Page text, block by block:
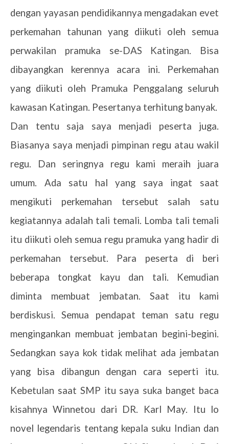
dengan yayasan pendidikannya mengadakan evet
perkemahan tahunan yang diikuti oleh semua
perwakilan pramuka se-DAS Katingan. Bisa
dibayangkan kerennya acara ini. Perkemahan
yang diikuti oleh Pramuka Penggalang seluruh
kawasan Katingan. Pesertanya terhitung banyak.
Dan tentu saja saya menjadi peserta juga.
Biasanya saya menjadi pimpinan regu atau wakil
regu. Dan seringnya regu kami meraih juara
umum. Ada satu hal yang saya ingat saat
mengikuti perkemahan tersebut salah satu
kegiatannya adalah tali temali. Lomba tali temali
itu diikuti oleh semua regu pramuka yang hadir di
perkemahan tersebut. Para peserta di beri
beberapa tongkat kayu dan tali. Kemudian
diminta membuat jembatan. Saat itu kami
berdiskusi. Semua pendapat teman satu regu
mengingankan membuat jembatan begini-begini.
Sedangkan saya kok tidak melihat ada jembatan
yang bisa dibangun dengan cara seperti itu.
Kebetulan saat SMP itu saya suka banget baca
kisahnya Winnetou dari DR. Karl May. Itu lo
novel legendaris tentang kepala suku Indian dan